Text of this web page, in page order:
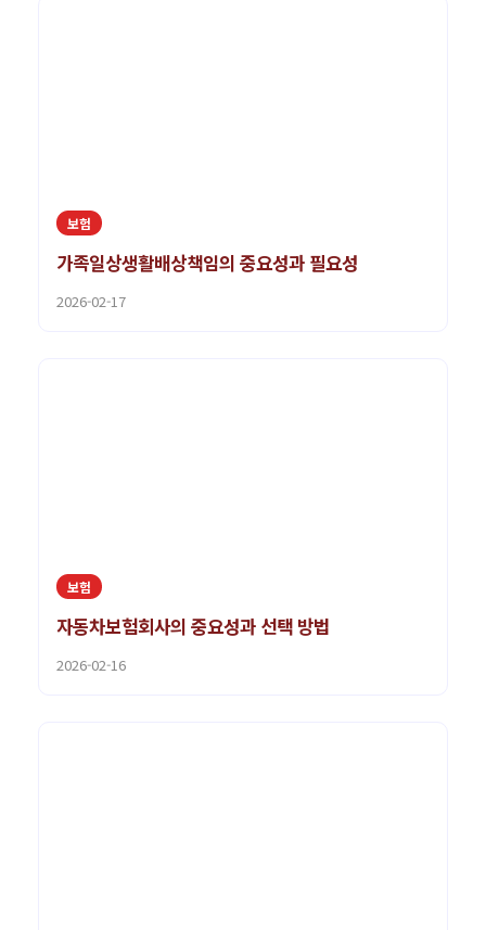
보험
가족일상생활배상책임의 중요성과 필요성
2026-02-17
보험
자동차보험회사의 중요성과 선택 방법
2026-02-16